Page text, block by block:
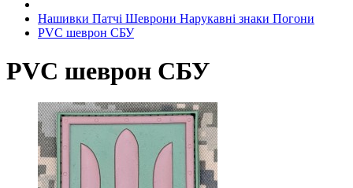
Нашивки Патчі Шеврони Нарукавні знаки Погони
PVC шеврон СБУ
PVC шеврон СБУ